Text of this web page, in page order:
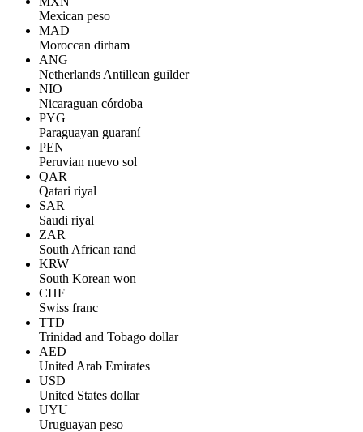
Mexican peso
MAD
Moroccan dirham
ANG
Netherlands Antillean guilder
NIO
Nicaraguan córdoba
PYG
Paraguayan guaraní
PEN
Peruvian nuevo sol
QAR
Qatari riyal
SAR
Saudi riyal
ZAR
South African rand
KRW
South Korean won
CHF
Swiss franc
TTD
Trinidad and Tobago dollar
AED
United Arab Emirates
USD
United States dollar
UYU
Uruguayan peso